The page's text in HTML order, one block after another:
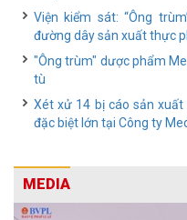
Viện kiểm sát: “Ông
đường dây sản xuất thực
"Ông trùm" dược phẩm
tù
Xét xử 14 bị cáo sản
đặc biệt lớn tại Công ty
MEDIA